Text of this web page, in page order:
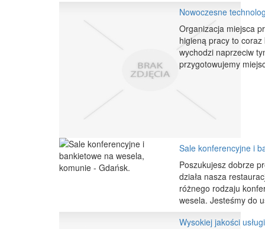
Nowoczesne
Organizacja miejsca
higieną pracy to
wychodzi naprzeciw
przygotowujemy
Sale konferencyjne i
Poszukujesz dobrze
działa nasza
różnego rodzaju
wesela. Jesteśmy do
Wysokiej jakości